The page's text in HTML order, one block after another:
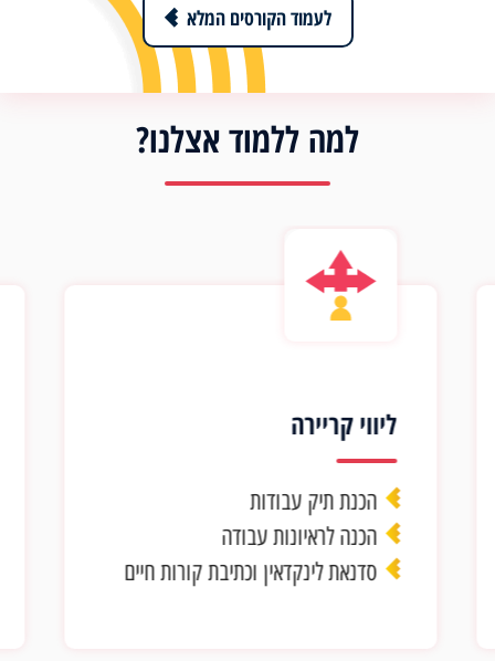
לעמוד הקורסים המלא
למה ללמוד אצלנו?
ליווי קריירה
הכנת תיק עבודות
הכנה לראיונות עבודה
סדנאת לינקדאין וכתיבת קורות חיים